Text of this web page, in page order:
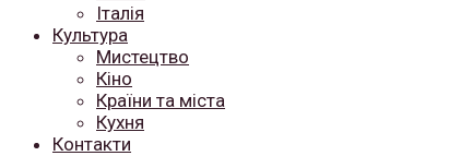
Італія
Культура
Мистецтво
Кіно
Країни та міста
Кухня
Контакти